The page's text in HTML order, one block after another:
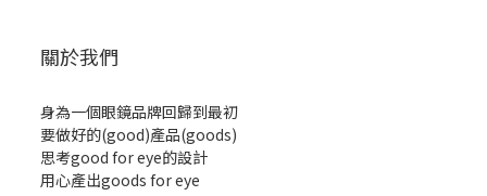
關於我們
身為一個眼鏡品牌回歸到最初
要做好的(good)產品(goods)
思考good for eye的設計
用心產出goods for eye